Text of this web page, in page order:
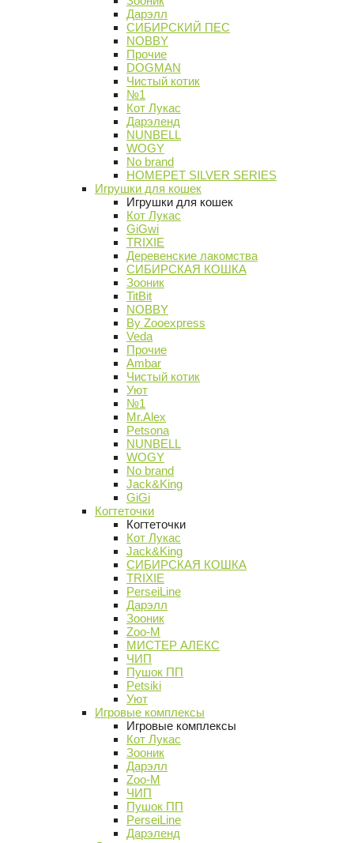
Дарэлл
СИБИРСКИЙ ПЕС
NOBBY
Прочие
DOGMAN
Чистый котик
№1
Кот Лукас
Дарэленд
NUNBELL
WOGY
No brand
HOMEPET SILVER SERIES
Игрушки для кошек
Игрушки для кошек
Кот Лукас
GiGwi
TRIXIE
Деревенские лакомства
СИБИРСКАЯ КОШКА
Зооник
TitBit
NOBBY
By Zooexpress
Veda
Прочие
Ambar
Чистый котик
Уют
№1
Mr.Alex
Petsona
NUNBELL
WOGY
No brand
Jack&King
GiGi
Когтеточки
Когтеточки
Кот Лукас
Jack&King
СИБИРСКАЯ КОШКА
TRIXIE
PerseiLine
Дарэлл
Зооник
Zoo-M
МИСТЕР АЛЕКС
ЧИП
Пушок ПП
Petsiki
Уют
Игровые комплексы
Игровые комплексы
Кот Лукас
Зооник
Дарэлл
Zoo-M
ЧИП
Пушок ПП
PerseiLine
Дарэленд